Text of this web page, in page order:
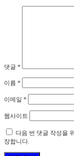
댓글 *
이름 *
이메일 *
웹사이트
다음 번 댓글 작성을
장합니다.